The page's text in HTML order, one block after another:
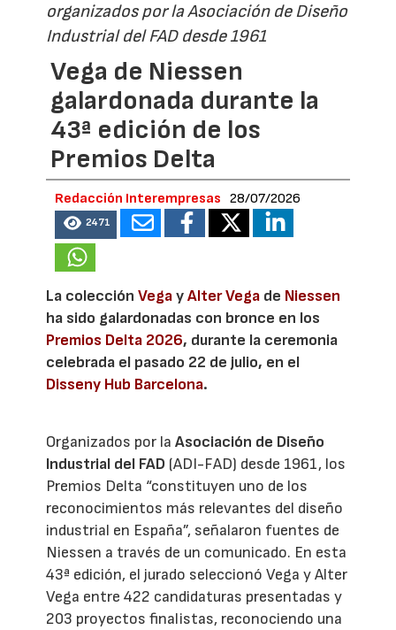
organizados por la Asociación de Diseño
Industrial del FAD desde 1961
Vega de Niessen
galardonada durante la
43ª edición de los
Premios Delta
Redacción Interempresas 28/07/2026
2471
La colecciónVegayAlter Vega de Niessen
ha sido galardonadas con bronce en los
Premios Delta 2026, durante la ceremonia
celebrada el pasado 22 de julio, en el
Disseny Hub Barcelona.
Organizados por laAsociación de Diseño
Industrial del FAD (ADI-FAD) desde 1961, los
Premios Delta “constituyen uno de los
reconocimientos más relevantes del diseño
industrial en España”, señalaron fuentes de
Niessen a través de un comunicado. En esta
43ª edición, el jurado seleccionó Vega y Alter
Vega entre 422 candidaturas presentadas y
203 proyectos finalistas, reconociendo una